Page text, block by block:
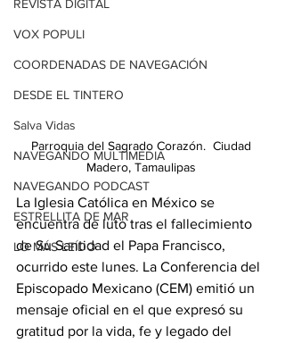
REVISTA DIGITAL
VOX POPULI
COORDENADAS DE NAVEGACIÓN
DESDE EL TINTERO
Salva Vidas
NAVEGANDO MULTIMEDIA
NAVEGANDO PODCAST
ESTRELLITA DE MAR
LO MÁS LEÍDO
Parroquia del Sagrado Corazón.  Ciudad
Madero, Tamaulipas
La Iglesia Católica en México se
encuentra de luto tras el fallecimiento
de Su Santidad el Papa Francisco,
ocurrido este lunes. La Conferencia del
Episcopado Mexicano (CEM) emitió un
mensaje oficial en el que expresó su
gratitud por la vida, fe y legado del